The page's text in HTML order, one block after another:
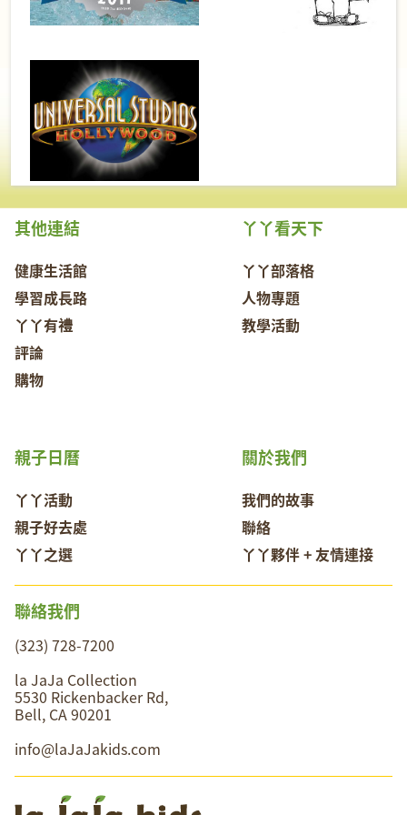
其他連結
健康生活館
學習成長路
丫丫有禮
評論
購物
丫丫看天下
丫丫部落格
人物專題
教學活動
關於我們
我們的故事
聯絡
丫丫夥伴 + 友情連接
親子日曆
丫丫活動
親子好去處
丫丫之選
聯絡我們
(323) 728-7200
la JaJa Collection
5530 Rickenbacker Rd,
Bell, CA 90201
info@laJaJakids.com